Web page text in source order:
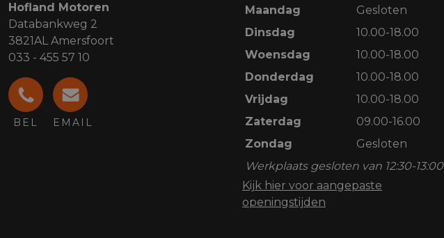
Hofland Motoren
Databankweg 2
3821AL Amersfoort
033 - 455 57 10
BEL EMAIL
Maandag
Gesloten
Dinsdag
10.00-18.00
Woensdag
10.00-18.00
Donderdag
10.00-18.00
Vrijdag
10.00-18.00
Zaterdag
09.00-16.00
Zondag
Gesloten
Werkplaats gesloten van 12:30-13:00
Kijk hier voor aangepaste
openingstijden